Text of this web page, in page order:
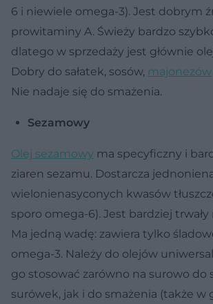
6 i niewiele omega-3). Jest dobrym
prowitaminy A. Świeży bardzo
dlatego w sprzedaży jest głównie
Dobry do sałatek, sosów, majonezów
Nie nadaje się do smażenia.
Sezamowy
Olej sezamowy ma specyficzny i
ziaren sezamu. Dostarcza
wielonienasyconych kwasów
sporo omega-6). Jest bardziej trwały
Ma jedną wadę: zawiera tylko
omega-3. Należy do olejów
go stosować zarówno na surowo do
surówek, jak i do smażenia (także w